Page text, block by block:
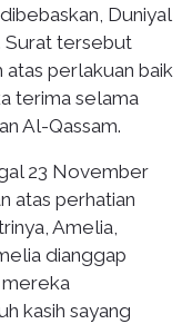
Duniyal
Surat tersebut
atas perlakuan baik
terima selama
Al-Qassam.
23 November
atas perhatian
Amelia,
dianggap
mereka
kasih sayang